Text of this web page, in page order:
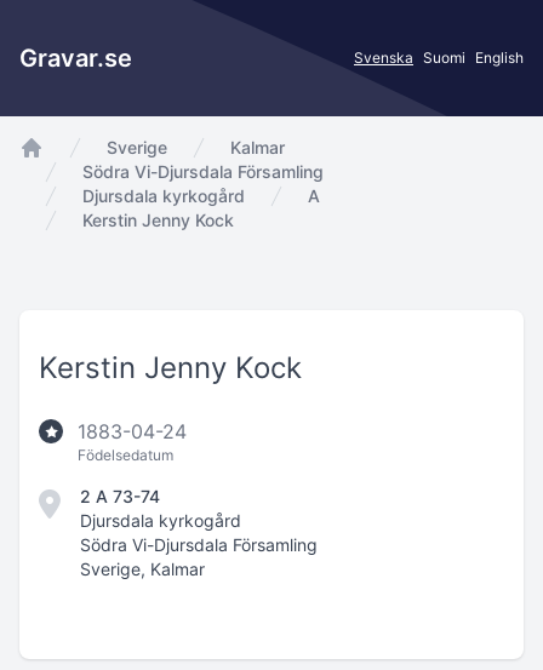
Gravar.se Svenska Suomi English
app.Start
Sverige
Kalmar
Södra Vi-Djursdala Församling
Djursdala kyrkogård
A
Kerstin Jenny Kock
Kerstin Jenny Kock
1883-04-24
Födelsedatum
2 A 73-74
Djursdala kyrkogård
Södra Vi-Djursdala Församling
Sverige, Kalmar